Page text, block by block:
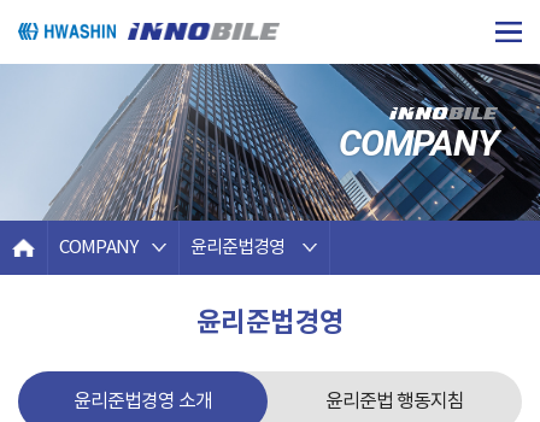
COMPANY
COMPANY 윤리준법경영
윤리준법경영
윤리준법경영 소개 윤리준법 행동지침